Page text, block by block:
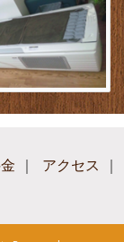
｜ アクセス
｜